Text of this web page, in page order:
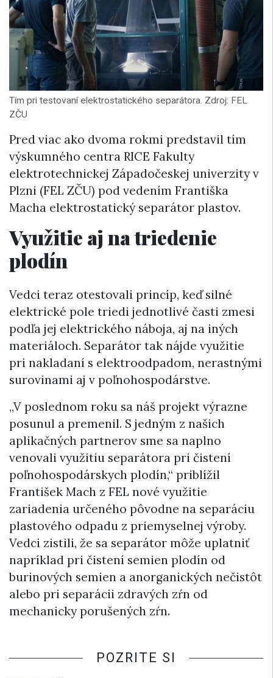
Tím pri testovaní elektrostatického separátora. Zdroj: FEL
ZČU
Pred viac ako dvoma rokmi predstavil tím
výskumného centra RICE Fakulty
elektrotechnickej Západočeskej univerzity v
Plzni (FEL ZČU) pod vedením Františka
Macha elektrostatický separátor plastov.
Využitie aj na triedenie
plodín
Vedci teraz otestovali princíp, keď silné
elektrické pole triedi jednotlivé časti zmesi
podľa jej elektrického náboja, aj na iných
materiáloch. Separátor tak nájde využitie
pri nakladaní s elektroodpadom, nerastnými
surovinami aj v poľnohospodárstve.
„V poslednom roku sa náš projekt výrazne
posunul a premenil. S jedným z našich
aplikačných partnerov sme sa naplno
venovali využitiu separátora pri čistení
poľnohospodárskych plodín,“ priblížil
František Mach z FEL nové využitie
zariadenia určeného pôvodne na separáciu
plastového odpadu z priemyselnej výroby.
Vedci zistili, že sa separátor môže uplatniť
napríklad pri čistení semien plodín od
burinových semien a anorganických nečistôt
alebo pri separácii zdravých zŕn od
mechanicky porušených zŕn.
POZRITE SI